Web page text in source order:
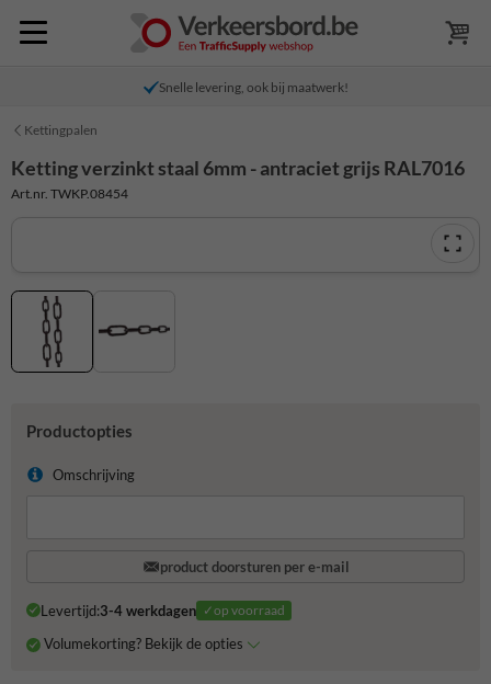
Snelle levering, ook bij maatwerk!
Kettingpalen
Ketting verzinkt staal 6mm - antraciet grijs RAL7016
Art.nr. TWKP.08454
Productopties
Omschrijving
product doorsturen per e-mail
Levertijd:3-4 werkdagen ✓op voorraad
Volumekorting? Bekijk de opties